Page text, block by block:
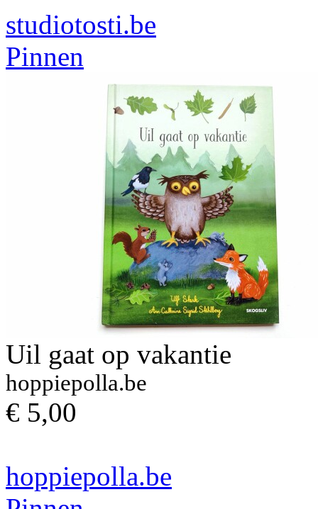
studiotosti.be
Pinnen
Uil gaat op vakantie
hoppiepolla.be
€ 5,00
hoppiepolla.be